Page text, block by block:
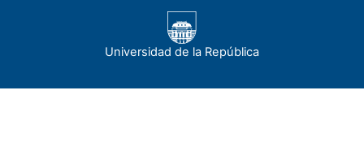
Universidad de la República